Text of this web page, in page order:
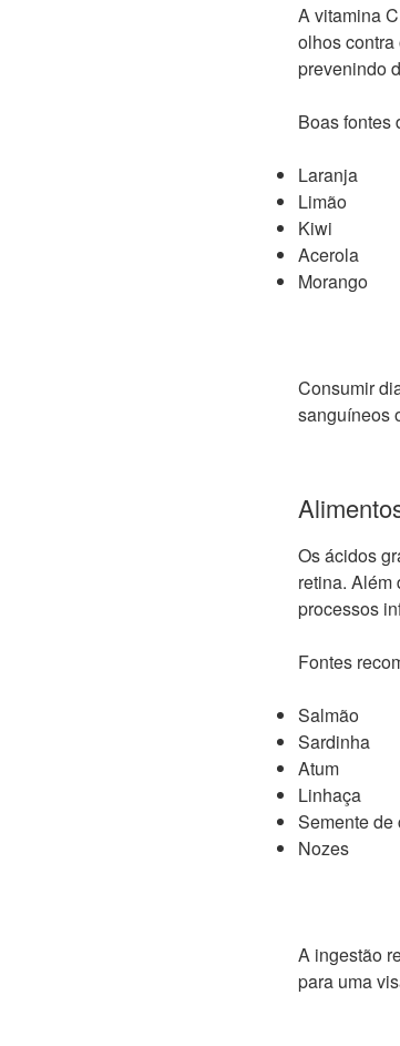
A vitamina
olhos
prevenindo
Boas fontes
Laranja
Limão
Kiwi
Acerola
Morango
Consumir
sanguíneos
Os ácidos
retina. Além
processos
Fontes
Salmão
Sardinha
Atum
Linhaça
Semente de
Nozes
A ingestão
para uma